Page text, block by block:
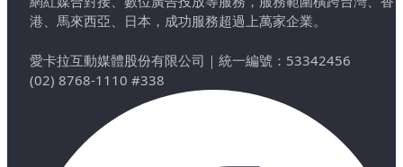
港、馬來西亞、日本，成功服務超過上萬家企業。
愛卡拉互動媒體股份有限公司 ｜ 統一編號：53342456
(02) 8768-1110 #338